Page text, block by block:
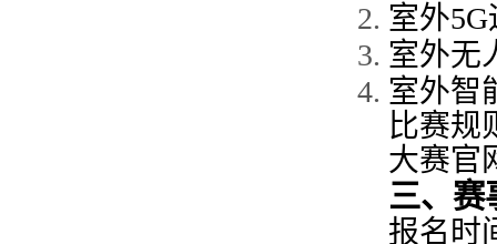
室外5G
室外无
室外智
比赛规
大赛官
三、赛
报名时